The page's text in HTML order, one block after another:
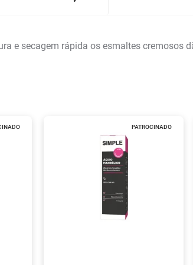
e secagem rápida os esmaltes cremosos
PATROCINADO